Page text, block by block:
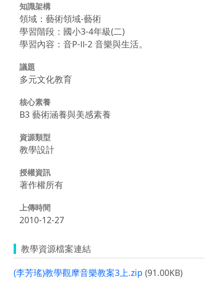
知識架構
領域：藝術領域-藝術
學習階段：國小3-4年級(二)
學習內容：音P-Ⅱ-2 音樂與生活。
議題
多元文化教育
核心素養
B3 藝術涵養與美感素養
資源類型
教學設計
授權資訊
著作權所有
上傳時間
2010-12-27
教學資源檔案連結
(李芳瑤)教學觀摩音樂教案3上.zip (91.00KB)